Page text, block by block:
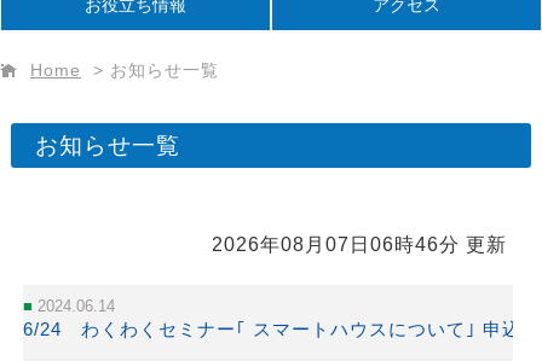
お役立ち情報 アクセス
Home > お知らせ一覧
お知らせ一覧
2026年08月07日06時46分 更新
2024.06.14
6/24 わくわくセミナー｢ スマートハウスについて｣ 申込